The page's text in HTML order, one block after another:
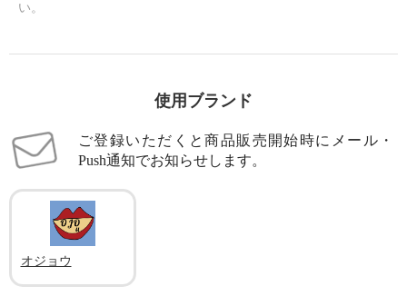
い。
使用ブランド
ご登録いただくと商品販売開始時にメール・
Push通知でお知らせします。
オジョウ